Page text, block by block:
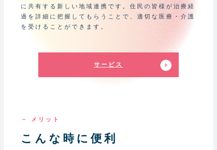
に共有する新しい地域連携です。住民の皆様が治療経
過を詳細に把握してもらうことで、適切な医療・介護
を受けることができます。
サービス
－ メリット
こんな時に便利